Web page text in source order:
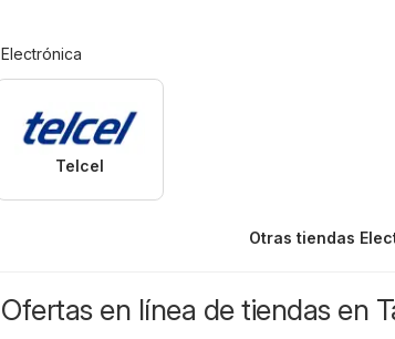
Electrónica
Telcel
Otras tiendas
Ofertas en línea de tiendas en